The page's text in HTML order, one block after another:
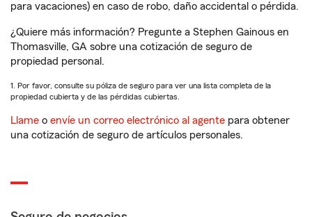
para vacaciones) en caso de robo, daño accidental o pérdida.
¿Quiere más información? Pregunte a Stephen Gainous en
Thomasville, GA sobre una cotización de seguro de
propiedad personal.
1. Por favor, consulte su póliza de seguro para ver una lista completa de la
propiedad cubierta y de las pérdidas cubiertas.
Llame o envíe un correo electrónico al agente para obtener
una cotización de seguro de artículos personales.